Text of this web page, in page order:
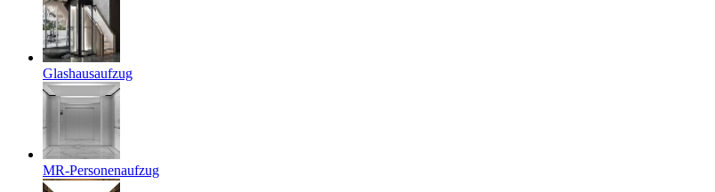
Glashausaufzug
MR-Personenaufzug